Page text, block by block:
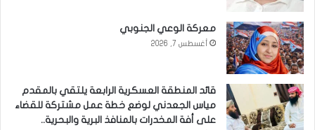
معركة الوعي الجنوبي
أغسطس 7, 2026
قائد المنطقة العسكرية الرابعة يلتقي بالمقدم
مياس الجعدني لوضع خطة عمل مشتركة للقضاء
على أفة المخدرات بالمنافذ البرية والبحرية..